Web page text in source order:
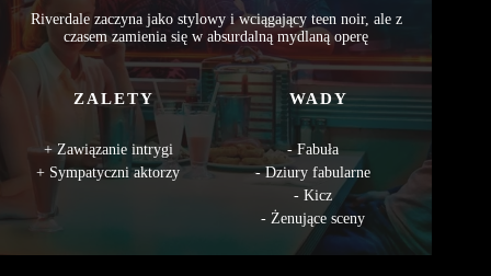
Riverdale zaczyna jako stylowy i wciągający teen noir, ale z
czasem zamienia się w absurdalną mydlaną operę
ZALETY
Zawiązanie intrygi
Sympatyczni aktorzy
WADY
Fabuła
Dziury fabularne
Kicz
Żenujące sceny